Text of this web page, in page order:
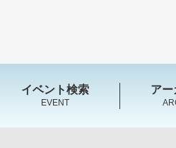
イベント検索
EVENT
アー